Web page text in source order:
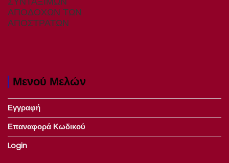
ΑΠΟΔΟΧΩΝ ΤΩΝ
ΑΠΟΣΤΡΑΤΩΝ
Μενού Μελών
Εγγραφή
Επαναφορά Κωδικού
Login